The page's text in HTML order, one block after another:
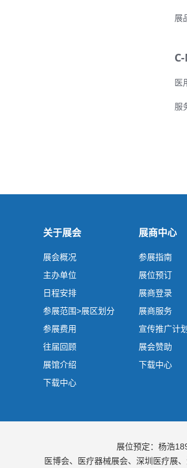
展
医
服
关于展会
展会概况
主办单位
日程安排
参展范围>展区划分
参展费用
往届回顾
展馆介绍
下载中心
展商中心
参展指南
展位预订
展商登录
展商服务
宣传推广计划
展会赞助
下载中心
展位预定：杨浩
医博会、医疗器械展会、深圳医疗展